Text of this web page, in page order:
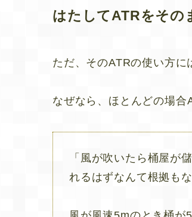
はたしてATRをその
ただ、そのATRの使い方に
なぜなら、ほとんどの場合
「風が吹いたら桶屋が
れるはずなんて根拠も